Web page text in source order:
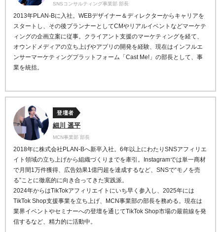
SNSコンサルティング事業部 部長
2013年PLAN-Bに入社。 WEBデザイナー＆ディレクターからキャリアを
スタート し、その後プランナーとしてCMやリアルイベントなどマーケテ
ィングの企画立案に従事。 クライアント支援のマーケティングを経て、
オウンドメディアの立ち上げやアプリの開発を経験、現在はインフルエ
ンサーマーケティングプラットフォーム「Cast Me! 」の部長として、事
業を統括。
登壇者
細川 遥平
MCN事業部 部長
2018年に株式会社PLAN-Bへ新卒入社。6年以上にわたりSNSアフィリエ
イト領域の立ち上げから組織づくりまでを牽引。Instagramでは単一商材
で月間1万件獲得、広告効果1億円超を達成するなど、SNSで“モノを売
る”ことに徹底的に向き合ってきた実践派。
2024年からはTikTokアフィリエイトにいち早く参入し、2025年には
TikTok Shop支援事業を立ち上げ、MCN事業部の部長を務める。現在は
業界イベントやセミナーへの登壇を通じてTikTok Shop市場の最前線を発
信するなど、精力的に活動中。